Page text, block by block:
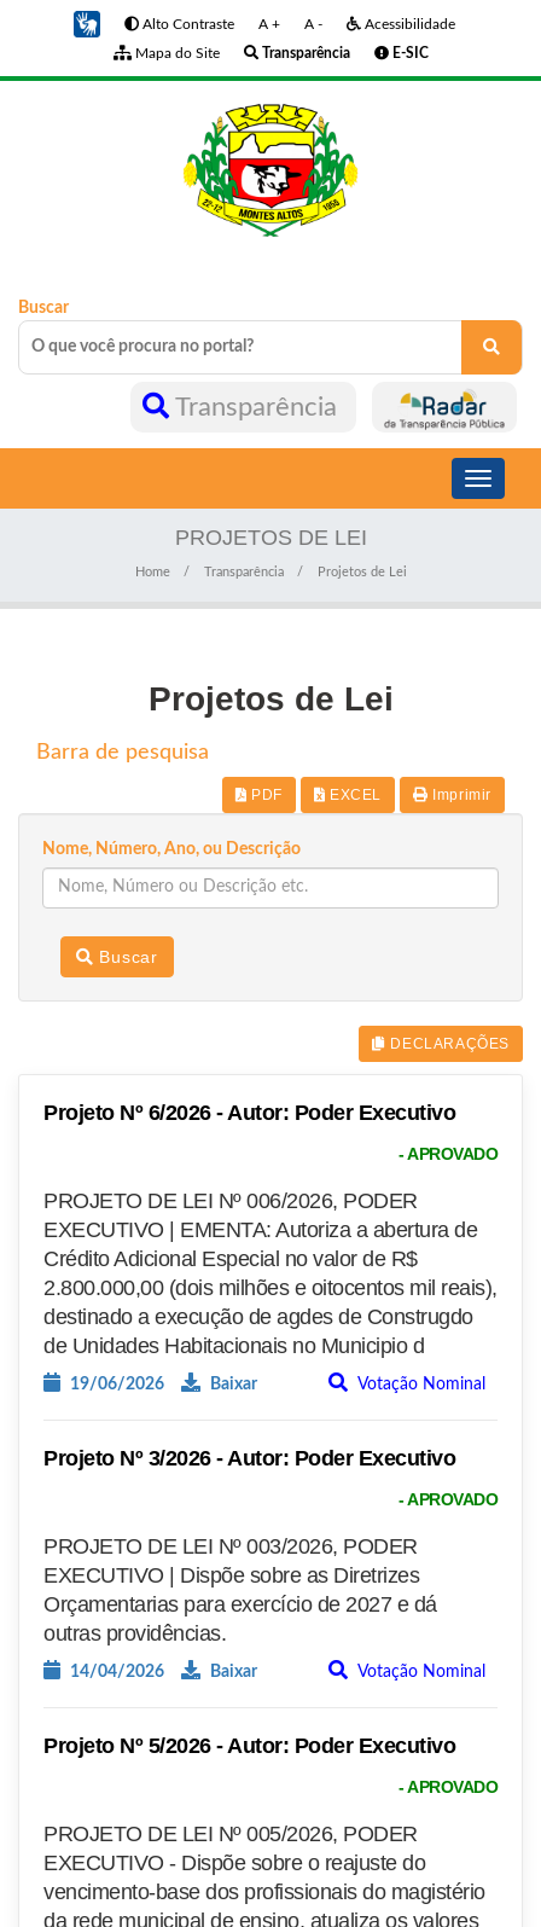
Alto Contraste A + A -
Acessibilidade
Mapa do Site
Transparência E-SIC
Buscar
Transparência
Toggle
PROJETOS DE LEI
Home Transparência Projetos de Lei
Projetos de Lei
Barra de pesquisa
PDF EXCEL Imprimir
Nome, Número, Ano, ou Descrição
Buscar
DECLARAÇÕES
Projeto Nº 6/2026 - Autor: Poder Executivo
- APROVADO
PROJETO DE LEI Nº 006/2026, PODER
EXECUTIVO | EMENTA: Autoriza a abertura de
Crédito Adicional Especial no valor de R$
2.800.000,00 (dois milhões e oitocentos mil reais),
destinado a execução de agdes de Construgdo
de Unidades Habitacionais no Municipio d
19/06/2026 Baixar Votação Nominal
Projeto Nº 3/2026 - Autor: Poder Executivo
- APROVADO
PROJETO DE LEI Nº 003/2026, PODER
EXECUTIVO | Dispõe sobre as Diretrizes
Orçamentarias para exercício de 2027 e dá
outras providências.
14/04/2026 Baixar Votação Nominal
Projeto Nº 5/2026 - Autor: Poder Executivo
- APROVADO
PROJETO DE LEI Nº 005/2026, PODER
EXECUTIVO - Dispõe sobre o reajuste do
vencimento-base dos profissionais do magistério
da rede municipal de ensino, atualiza os valores